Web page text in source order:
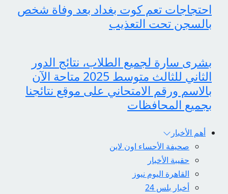
احتجاجات تعم كوت بغداد بعد وفاة شخص
بالسجن تحت التعذيب
بشرى سارة لجميع الطلاب، نتائج الدور
الثاني للثالث متوسط 2025 متاحة الآن
بالاسم ورقم الامتحاني على موقع نتائجنا
بجميع المحافظات
أهم الأخبار
صحيفة الأحساء اون لاين
حقيبة الأخبار
القاهرة اليوم نيوز
أخبار بلس 24